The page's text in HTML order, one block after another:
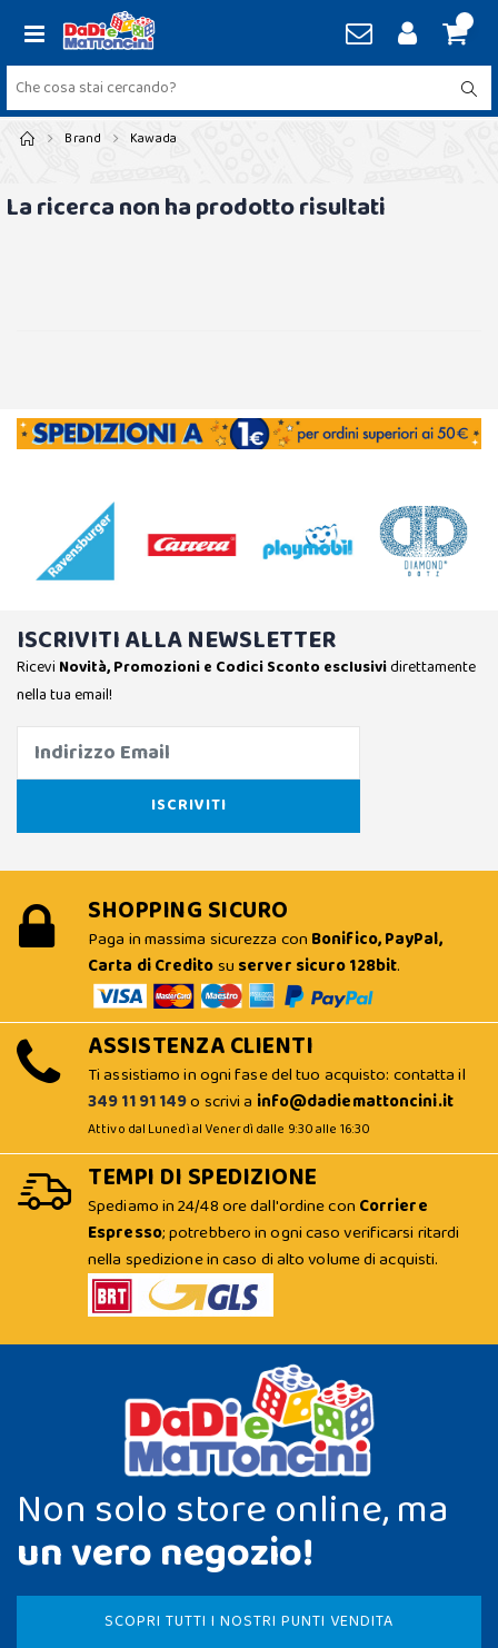
Brand Kawada
La ricerca non ha prodotto risultati
ISCRIVITI ALLA NEWSLETTER
Ricevi Novità, Promozioni e Codici Sconto esclusividirettamente
nella tua email!
SHOPPING SICURO
Paga in massima sicurezza con Bonifico, PayPal,
Carta di Creditosu server sicuro 128bit.
ASSISTENZA CLIENTI
Ti assistiamo in ogni fase del tuo acquisto: contatta il
349 11 91 149o scrivi a info@dadiemattoncini.it
Attivo dal Lunedì al Venerdì dalle 9:30 alle 16:30
TEMPI DI SPEDIZIONE
Spediamo in 24/48 ore dall'ordine con Corriere
Espresso; potrebbero in ogni caso verificarsi ritardi
nella spedizione in caso di alto volume di acquisti.
Non solo store online, ma
un vero negozio!
SCOPRI TUTTI I NOSTRI PUNTI VENDITA